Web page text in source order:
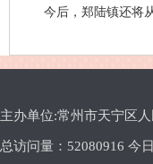
今后，郑陆镇还将
主办单位:常州市天宁区
总访问量： 52080916 今